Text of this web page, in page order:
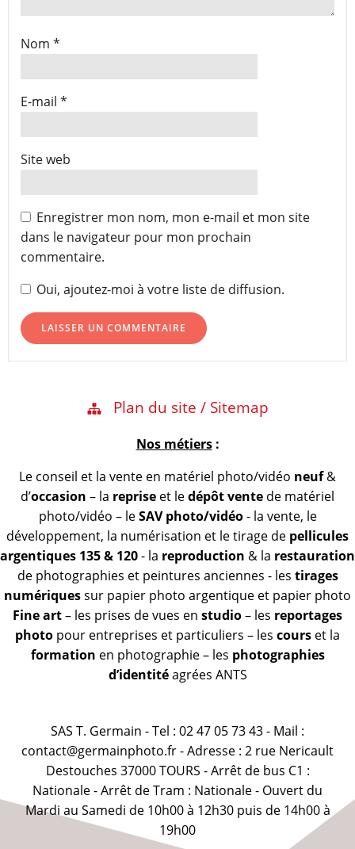
Nom *
E-mail *
Site web
Enregistrer mon nom, mon e-mail et mon site
dans le navigateur pour mon prochain
commentaire.
Oui, ajoutez-moi à votre liste de diffusion.
Plan du site / Sitemap
Nos métiers:
Le conseil et la vente en matériel photo/vidéo neuf&
d’occasion – la reprise et ledépôt vente de matériel
photo/vidéo – leSAV photo/vidéo- la vente, le
développement, la numérisation et le tirage de pellicules
argentiques 135 & 120- la reproduction & la restauration
de photographies et peintures anciennes - les tirages
numériquessur papier photo argentique et papier photo
Fine art– les prises de vues en studio– les reportages
photo pour entreprises et particuliers – les cours et la
formation en photographie – les photographies
d’identitéagrées ANTS
SAS T. Germain - Tel : 02 47 05 73 43 - Mail :
contact@germainphoto.fr - Adresse : 2 rue Nericault
Destouches 37000 TOURS - Arrêt de bus C1 :
Nationale - Arrêt de Tram : Nationale - Ouvert du
Mardi au Samedi de 10h00 à 12h30 puis de 14h00 à
19h00